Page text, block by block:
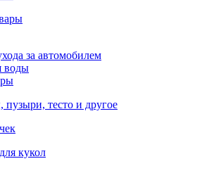
за автомобилем
воды
тесто и другое
кукол